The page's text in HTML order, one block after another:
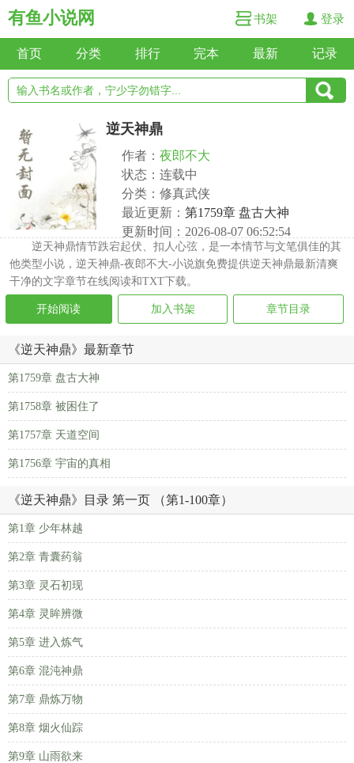
有鱼小说网 书架 登录
首页 分类 排行 完本 最新 记录
逆天神鼎
作者： 夜郎不大
状态：连载中
分类：修真武侠
最近更新： 第1759章 盘古大神
更新时间：2026-08-07 06:52:54
逆天神鼎情节跌宕起伏、扣人心弦，是一本情节与文笔俱佳的其
他类型小说，逆天神鼎-夜郎不大-小说旗免费提供逆天神鼎最新清爽
干净的文字章节在线阅读和TXT下载。
开始阅读 加入书架 章节目录
《逆天神鼎》最新章节
第1759章 盘古大神
第1758章 被困住了
第1757章 天道空间
第1756章 宇宙的真相
《逆天神鼎》目录 第一页 （第1-100章）
第1章 少年林越
第2章 青囊药翁
第3章 灵石初现
第4章 灵眸辨微
第5章 进入炼气
第6章 混沌神鼎
第7章 鼎炼万物
第8章 烟火仙踪
第9章 山雨欲来